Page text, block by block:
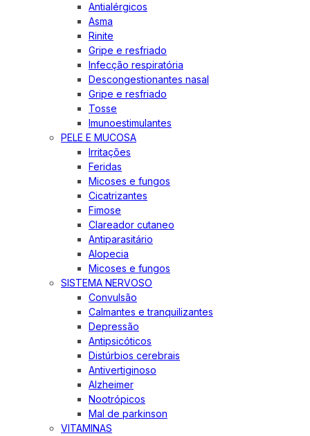
Antialérgicos
Asma
Rinite
Gripe e resfriado
Infecção respiratória
Descongestionantes nasal
Gripe e resfriado
Tosse
Imunoestimulantes
PELE E MUCOSA
Irritações
Feridas
Micoses e fungos
Cicatrizantes
Fimose
Clareador cutaneo
Antiparasitário
Alopecia
Micoses e fungos
SISTEMA NERVOSO
Convulsão
Calmantes e tranquilizantes
Depressão
Antipsicóticos
Distúrbios cerebrais
Antivertiginoso
Alzheimer
Nootrópicos
Mal de parkinson
VITAMINAS